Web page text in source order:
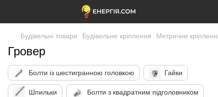
Будівельні товари Будівельне кріплення Метричне
Гровер
Болти із шестигранною головкою Гайки
Шпильки Болти з квадратним підголовником